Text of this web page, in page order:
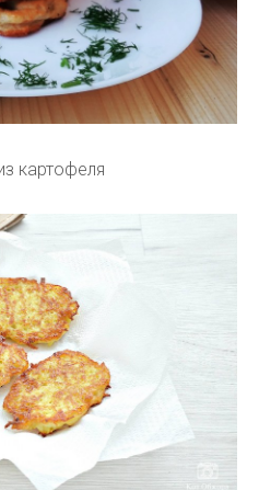
картофеля